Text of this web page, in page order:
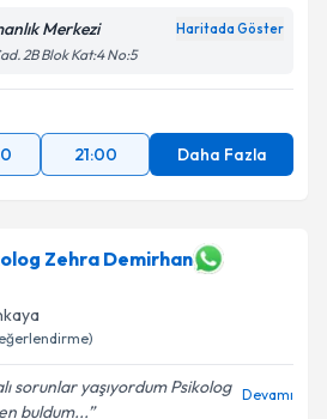
Merkezi Haritada Göster
2B Blok Kat:4 No:5
21:00 Daha Fazla
Zehra Demirhan
sorunlar yaşıyordum Psikolog
buldum...
Devamı